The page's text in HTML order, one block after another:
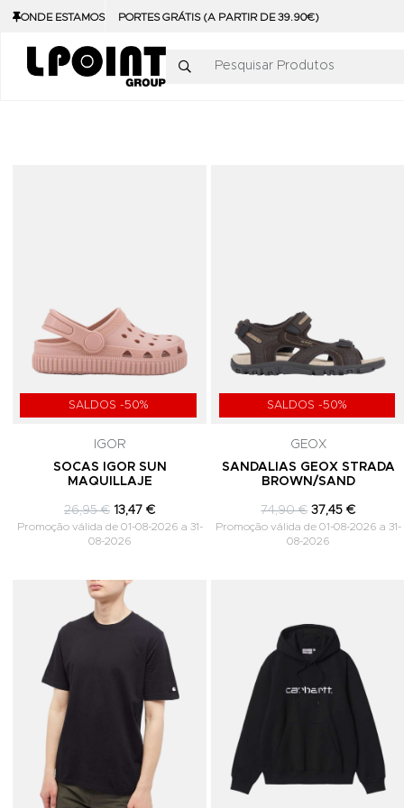
ONDE ESTAMOS PORTES GRÁTIS (A PARTIR DE 39.90€)
Pesquisar Produtos
SALDOS -50%
IGOR
SOCAS IGOR SUN
MAQUILLAJE
26,95 € 13,47 €
Promoção válida de 01-08-2026 a 31-
08-2026
SALDOS -50%
GEOX
SANDALIAS GEOX STRADA
BROWN/SAND
74,90 € 37,45 €
Promoção válida de 01-08-2026 a 31-
08-2026